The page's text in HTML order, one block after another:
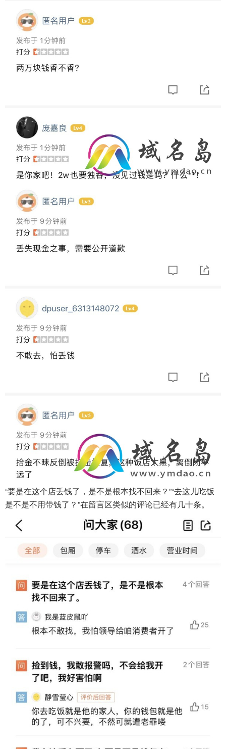
“要是在这个店丢钱了，是不是根本找不回来？”“去这儿吃饭
是不是不用带钱了？”在留言区类似的评论已经有几十条。